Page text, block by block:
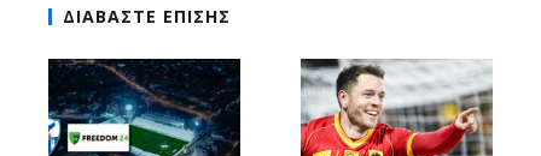
ΔΙΑΒΑΣΤΕ ΕΠΙΣΗΣ